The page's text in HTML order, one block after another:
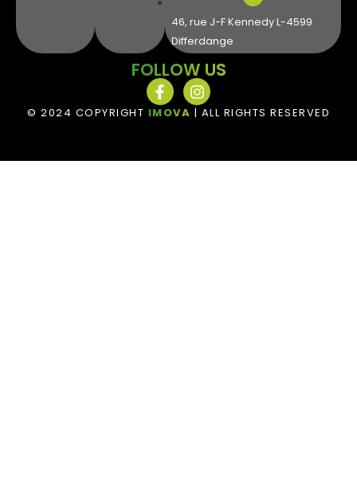
46, rue J-F Kennedy L-4599
Differdange
FOLLOW US
© 2024 COPYRIGHT IMOVA | ALL RIGHTS RESERVED